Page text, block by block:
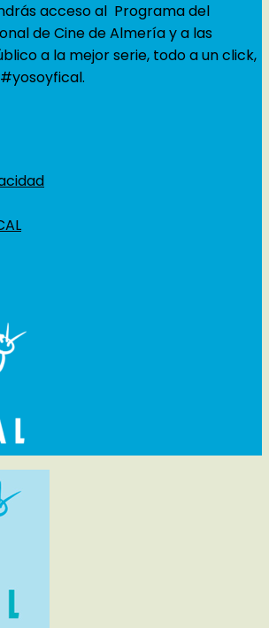
acceso al Programa del
de Cine de Almería y a las
a la mejor serie, todo a un click,